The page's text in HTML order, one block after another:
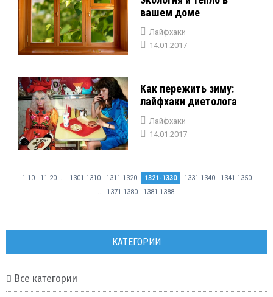
вашем доме
Лайфхаки
14.01.2017
Как пережить зиму:
лайфхаки диетолога
Лайфхаки
14.01.2017
1-10 11-20 1301-1310 1311-1320 1321-1330 1331-1340 1341-1350
1371-1380 1381-1388
КАТЕГОРИИ
Все категории